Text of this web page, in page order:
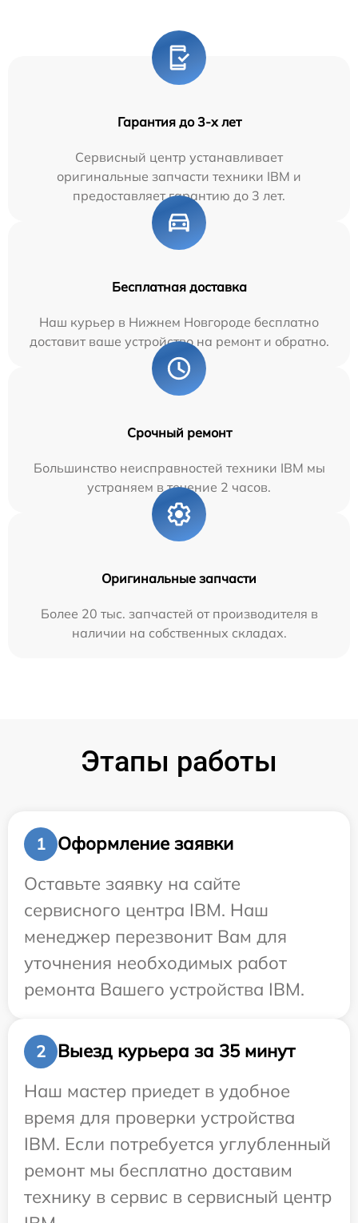
Гарантия до 3-х лет
Сервисный центр устанавливает
оригинальные запчасти техники IBM и
предоставляет гарантию до 3 лет.
Бесплатная доставка
Наш курьер в Нижнем Новгороде бесплатно
доставит ваше устройство на ремонт и обратно.
Срочный ремонт
Большинство неисправностей техники IBM мы
устраняем в течение 2 часов.
Оригинальные запчасти
Более 20 тыс. запчастей от производителя в
наличии на собственных складах.
Этапы работы
1
Оформление заявки
Оставьте заявку на сайте
сервисного центра IBM. Наш
менеджер перезвонит Вам для
уточнения необходимых работ
ремонта Вашего устройства IBM.
2
Выезд курьера за 35 минут
Наш мастер приедет в удобное
время для проверки устройства
IBM. Если потребуется углубленный
ремонт мы бесплатно доставим
технику в сервис в сервисный центр